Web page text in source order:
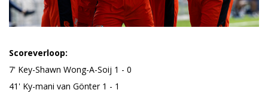
Scoreverloop:
7' Key-Shawn Wong-A-Soij 1 - 0
41' Ky-mani van Gönter 1 - 1